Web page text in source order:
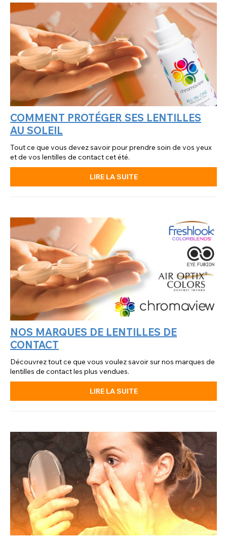
COMMENT PROTÉGER SES LENTILLES
AU SOLEIL
Tout ce que vous devez savoir pour prendre soin de vos yeux
et de vos lentilles de contact cet été.
LIRE LA SUITE
NOS MARQUES DE LENTILLES DE
CONTACT
Découvrez tout ce que vous voulez savoir sur nos marques de
lentilles de contact les plus vendues.
LIRE LA SUITE